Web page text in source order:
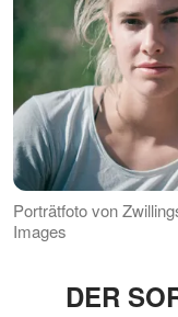
Porträtfoto von
Images
DER